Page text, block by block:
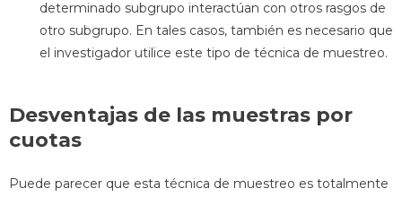
determinado subgrupo interactúan con otros rasgos de
otro subgrupo. En tales casos, también es necesario que
el investigador utilice este tipo de técnica de muestreo.
Desventajas de las muestras por
cuotas
Puede parecer que esta técnica de muestreo es totalmente